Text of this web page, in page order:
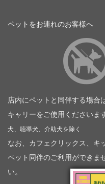
ペットをお連れのお客様へ
店内にペットと同伴する場合
キャリーをご使用くださいま
犬、聴導犬、介助犬を除く
なお、カフェクリックス、キ
ペット同伴のご利用ができま
い。